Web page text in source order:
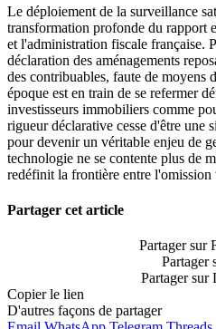
Le déploiement de la surveillance
transformation profonde du rapport
et l'administration fiscale française.
déclaration des aménagements
des contribuables, faute de moyens
époque est en train de se refermer
investisseurs immobiliers comme
rigueur déclarative cesse d'être une
pour devenir un véritable enjeu de
technologie ne se contente plus de
redéfinit la frontière entre l'omission
Partager cet article
Partager sur
Partager
Partager sur
Copier le lien
D'autres façons de partager